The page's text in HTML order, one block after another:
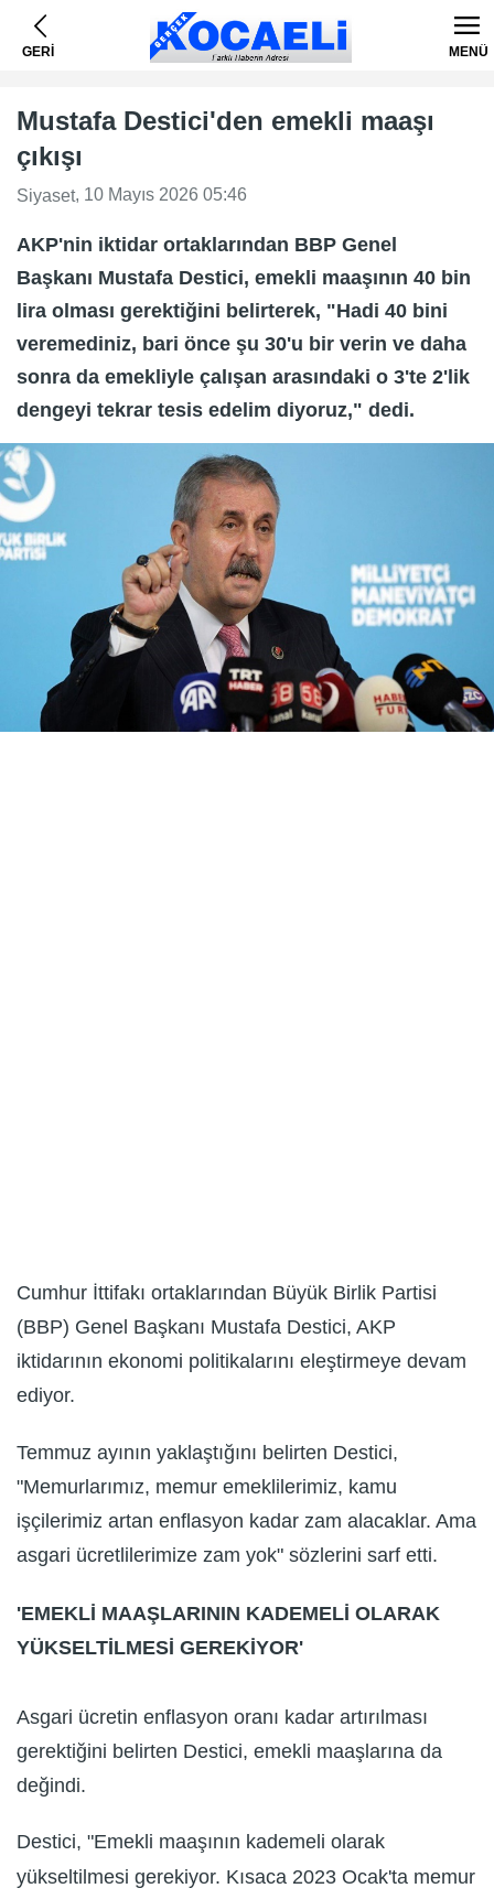
GERİ MENÜ
Mustafa Destici'den emekli maaşı
çıkışı
Siyaset, 10 Mayıs 2026 05:46
AKP'nin iktidar ortaklarından BBP Genel
Başkanı Mustafa Destici, emekli maaşının 40 bin
lira olması gerektiğini belirterek, "Hadi 40 bini
veremediniz, bari önce şu 30'u bir verin ve daha
sonra da emekliyle çalışan arasındaki o 3'te 2'lik
dengeyi tekrar tesis edelim diyoruz," dedi.
Cumhur İttifakı ortaklarından Büyük Birlik Partisi
(BBP) Genel Başkanı Mustafa Destici, AKP
iktidarının ekonomi politikalarını eleştirmeye devam
ediyor.
Temmuz ayının yaklaştığını belirten Destici,
"Memurlarımız, memur emeklilerimiz, kamu
işçilerimiz artan enflasyon kadar zam alacaklar. Ama
asgari ücretlilerimize zam yok" sözlerini sarf etti.
'EMEKLİ MAAŞLARININ KADEMELİ OLARAK
YÜKSELTİLMESİ GEREKİYOR'
Asgari ücretin enflasyon oranı kadar artırılması
gerektiğini belirten Destici, emekli maaşlarına da
değindi.
Destici, "Emekli maaşının kademeli olarak
yükseltilmesi gerekiyor. Kısaca 2023 Ocak'ta memur